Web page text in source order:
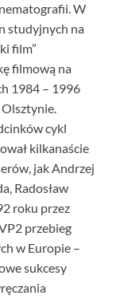
W
studyjnych na
film”
filmową na
1984 – 1996
cykl
kilkanaście
jak Andrzej
Radosław
roku przez
przebieg
w Europie –
sukcesy